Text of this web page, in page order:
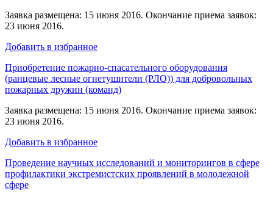
Заявка размещена: 15 июня 2016. Окончание приема заявок:
23 июня 2016.
Добавить в избранное
Приобретение пожарно-спасательного оборудования
(ранцевые лесные огнетушители (РЛО)) для добровольных
пожарных дружин (команд)
Заявка размещена: 15 июня 2016. Окончание приема заявок:
23 июня 2016.
Добавить в избранное
Проведение научных исследований и мониторингов в сфере
профилактики экстремистских проявлений в молодежной
сфере